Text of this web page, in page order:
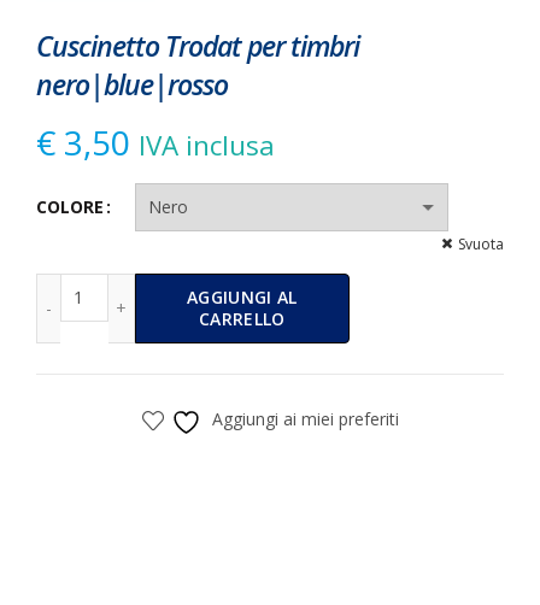
Cuscinetto Trodat per timbri
nero|blue|rosso
€ 3,50 IVA inclusa
COLORE
Svuota
Cuscinetto Trodat per timbri nero|blue|rosso quantità
AGGIUNGI AL
CARRELLO
Alternative:
Aggiungi ai miei preferiti